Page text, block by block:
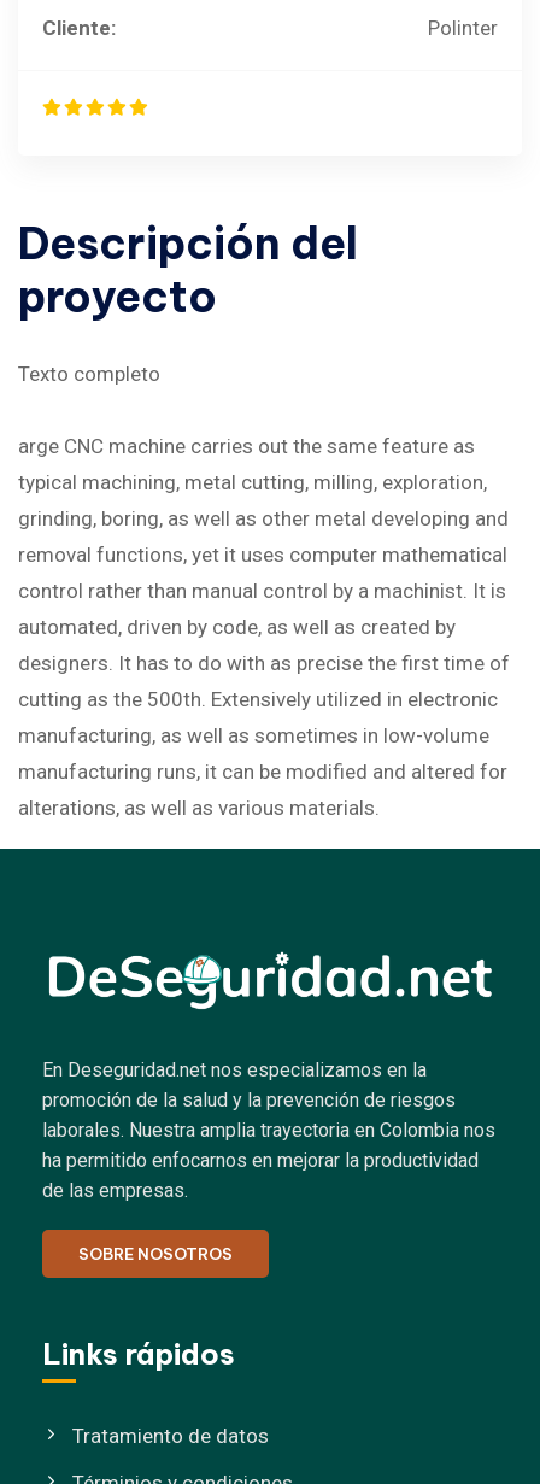
Cliente:
Polinter
Descripción del
proyecto
Texto completo
arge CNC machine carries out the same feature as
typical machining, metal cutting, milling, exploration,
grinding, boring, as well as other metal developing and
removal functions, yet it uses computer mathematical
control rather than manual control by a machinist. It is
automated, driven by code, as well as created by
designers. It has to do with as precise the first time of
cutting as the 500th. Extensively utilized in electronic
manufacturing, as well as sometimes in low-volume
manufacturing runs, it can be modified and altered for
alterations, as well as various materials.
En Deseguridad.net nos especializamos en la
promoción de la salud y la prevención de riesgos
laborales. Nuestra amplia trayectoria en Colombia nos
ha permitido enfocarnos en mejorar la productividad
de las empresas.
SOBRE NOSOTROS
Links rápidos
Tratamiento de datos